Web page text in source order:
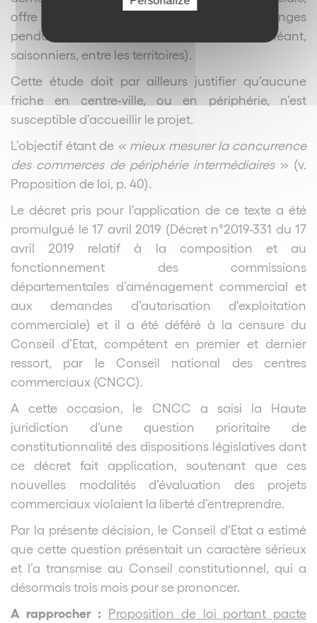
offre de mètres carrés commerciaux, échanges
pendulaires journaliers et, le cas échéant,
saisonniers, entre les territoires).
Cette étude doit par ailleurs justifier qu’aucune
friche en centre-ville, ou en périphérie, n’est
susceptible d’accueillir le projet.
L’objectif étant de « mieux mesurer la concurrence
des commerces de périphérie intermédiaires » (v.
Proposition de loi, p. 40).
Le décret pris pour l’application de ce texte a été
promulgué le 17 avril 2019 (Décret n°2019-331 du 17
avril 2019 relatif à la composition et au
fonctionnement des commissions
départementales d’aménagement commercial et
aux demandes d’autorisation d’exploitation
commerciale) et il a été déféré à la censure du
Conseil d’Etat, compétent en premier et dernier
ressort, par le Conseil national des centres
commerciaux (CNCC).
A cette occasion, le CNCC a saisi la Haute
juridiction d’une question prioritaire de
constitutionnalité des dispositions législatives dont
ce décret fait application, soutenant que ces
nouvelles modalités d’évaluation des projets
commerciaux violaient la liberté d’entreprendre.
Par la présente décision, le Conseil d’Etat a estimé
que cette question présentait un caractère sérieux
et l’a transmise au Conseil constitutionnel, qui a
désormais trois mois pour se prononcer.
A rapprocher : Proposition de loi portant pacte